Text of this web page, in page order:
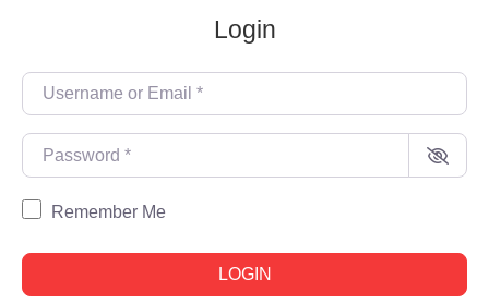
Login
Username or Email*
Password*
Remember Me
LOGIN